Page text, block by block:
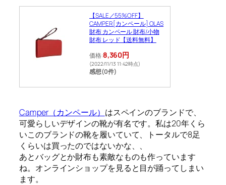
【SALE／55%OFF】
CAMPER [カンペール] OLAS
財布 カンペール 財布/小物
財布 レッド【送料無料】
価格:8,360円
(2022/11/13 11:42時点)
感想(0件)
Camper（カンペール） はスペインのブランドで、
可愛らしいデザインの靴が有名です。私は20年くら
いこのブランドの靴を履いていて、トータルで8足
くらいは買ったのではないかな、、
あとバッグとか財布も素敵なものも作っています
ね。オンラインショップを見ると目が踊ってしまい
ます。